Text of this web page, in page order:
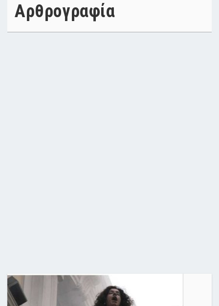
Αρθρογραφία